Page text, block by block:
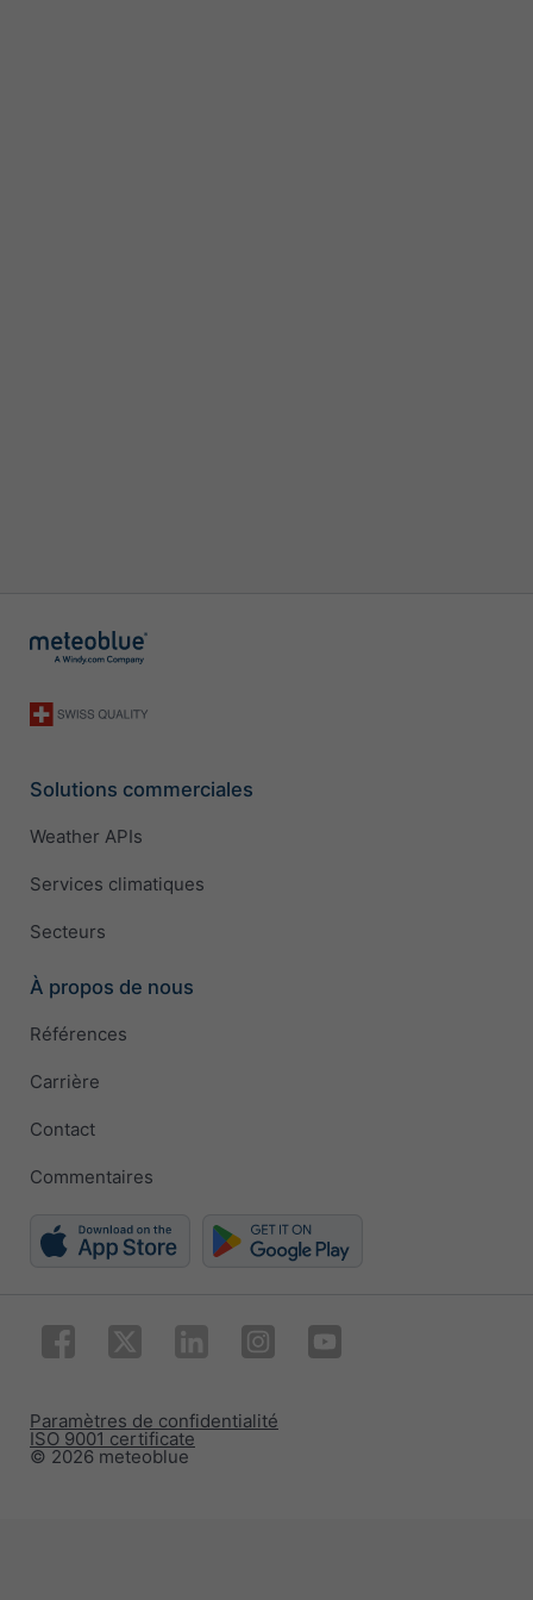
Solutions commerciales
Weather APIs
Services climatiques
Secteurs
À propos de nous
Références
Carrière
Contact
Commentaires
© 2026 meteoblue
ISO 9001 certificate
Paramètres de confidentialité